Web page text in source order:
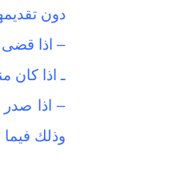
دون
– اذا قضى
ـ اذا كان
– اذا
وذلك فيما